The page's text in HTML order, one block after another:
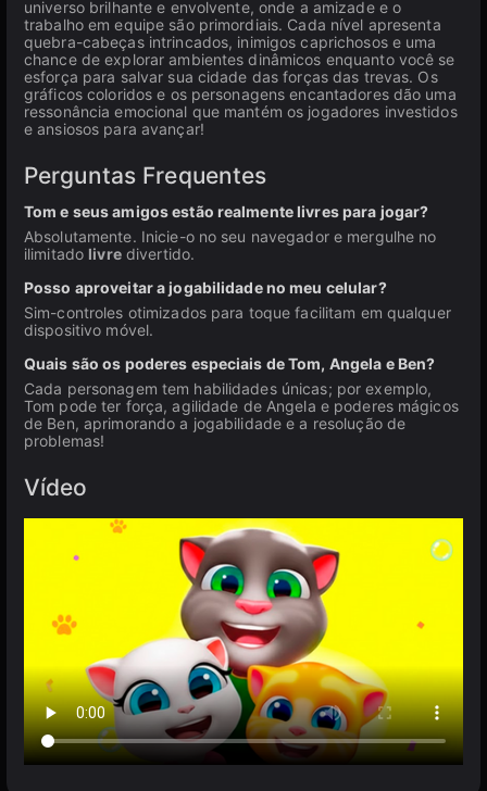
universo brilhante e envolvente, onde a amizade e o
trabalho em equipe são primordiais. Cada nível apresenta
quebra-cabeças intrincados, inimigos caprichosos e uma
chance de explorar ambientes dinâmicos enquanto você se
esforça para salvar sua cidade das forças das trevas. Os
gráficos coloridos e os personagens encantadores dão uma
ressonância emocional que mantém os jogadores investidos
e ansiosos para avançar!
Perguntas Frequentes
Tom e seus amigos estão realmente livres para jogar?
Absolutamente. Inicie-o no seu navegador e mergulhe no
ilimitado livredivertido.
Posso aproveitar a jogabilidade no meu celular?
Sim-controles otimizados para toque facilitam em qualquer
dispositivo móvel.
Quais são os poderes especiais de Tom, Angela e Ben?
Cada personagem tem habilidades únicas; por exemplo,
Tom pode ter força, agilidade de Angela e poderes mágicos
de Ben, aprimorando a jogabilidade e a resolução de
problemas!
Vídeo